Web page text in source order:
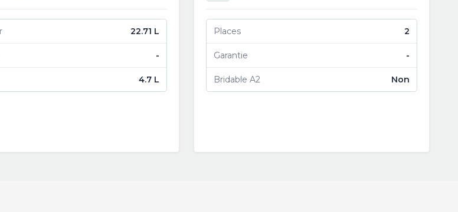
22.71 L
-
4.7 L
Places 2
Garantie -
Bridable A2 Non